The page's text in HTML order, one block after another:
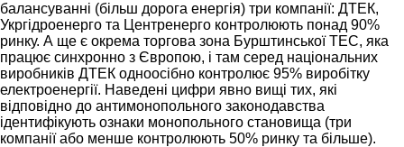
балансуванні (більш дорога енергія) три компанії: ДТЕК,
Укргідроенерго та Центренерго контролюють понад 90%
ринку. А ще є окрема торгова зона Бурштинської ТЕС, яка
працює синхронно з Європою, і там серед національних
виробників ДТЕК одноосібно контролює 95% виробітку
електроенергії. Наведені цифри явно вищі тих, які
відповідно до антимонопольного законодавства
ідентифікують ознаки монопольного становища (три
компанії або менше контролюють 50% ринку та більше).